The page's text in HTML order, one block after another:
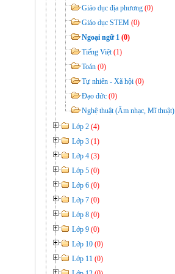
Giáo dục địa phương (0)
Giáo dục STEM (0)
Ngoại ngữ 1 (0)
Tiếng Việt(1)
Toán (0)
Tự nhiên - Xã hội (0)
Đạo đức (0)
Nghệ thuật (Âm nhạc, Mĩ thuật)
Lớp 2 (4)
Lớp 3 (1)
Lớp 4 (3)
Lớp 5 (0)
Lớp 6 (0)
Lớp 7 (0)
Lớp 8 (0)
Lớp 9 (0)
Lớp 10 (0)
Lớp 11 (0)